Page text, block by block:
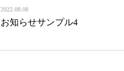
2022.08.08
お知らせサンプル4